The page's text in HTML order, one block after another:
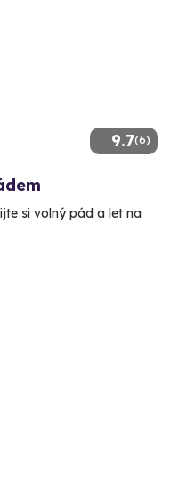
9.7(6)
si volný pád a let na